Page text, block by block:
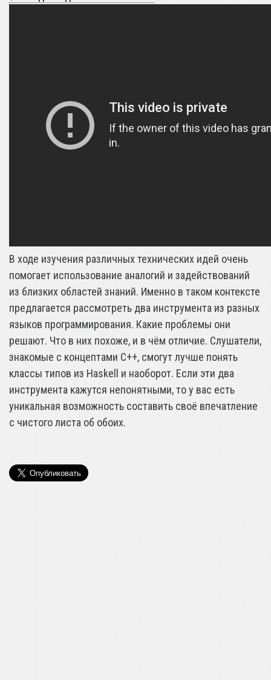
В ходе изучения различных технических идей очень
помогает использование аналогий и задействований
из близких областей знаний. Именно в таком контексте
предлагается рассмотреть два инструмента из разных
языков программирования. Какие проблемы они
решают. Что в них похоже, и в чём отличие. Слушатели,
знакомые с концептами C++, смогут лучше понять
классы типов из Haskell и наоборот. Если эти два
инструмента кажутся непонятными, то у вас есть
уникальная возможность составить своё впечатление
с чистого листа об обоих.